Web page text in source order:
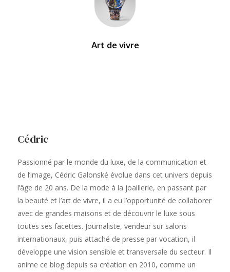
Art de vivre
Cédric
Passionné par le monde du luxe, de la communication et
de l’image, Cédric Galonské évolue dans cet univers depuis
l’âge de 20 ans. De la mode à la joaillerie, en passant par
la beauté et l’art de vivre, il a eu l’opportunité de collaborer
avec de grandes maisons et de découvrir le luxe sous
toutes ses facettes. Journaliste, vendeur sur salons
internationaux, puis attaché de presse par vocation, il
développe une vision sensible et transversale du secteur. Il
anime ce blog depuis sa création en 2010, comme un